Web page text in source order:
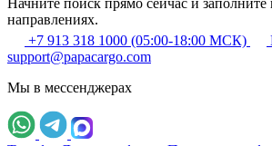
Начните поиск прямо сейчас и заполните
направлениях.
+7 913 318 1000 (05:00-18:00 МСК)
support@papacargo.com
Мы в мессенджерах